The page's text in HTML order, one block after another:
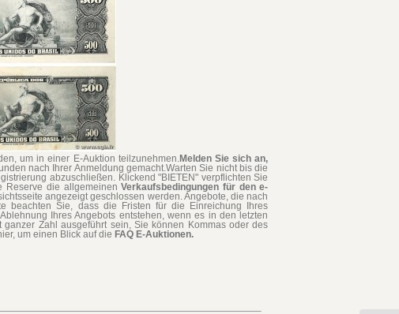
um in einer E-Auktion teilzunehmen.Melden Sie sich an,
nach Ihrer Anmeldung gemacht.Warten Sie nicht bis die
abzuschließen. Klickend "BIETEN" verpflichten Sie
Reserve die allgemeinenVerkaufsbedingungen für den e-
angezeigt geschlossen werden. Angebote, die nach
beachten Sie, dass die Fristen für die Einreichung Ihres
Ihres Angebots entstehen, wenn es in den letzten
Zahl ausgeführt sein, Sie können Kommas oder des
um einen Blick auf die FAQ E-Auktionen.